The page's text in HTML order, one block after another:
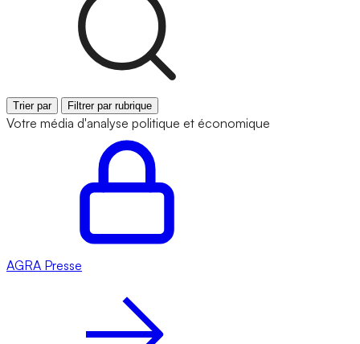
Trier par Filtrer par rubrique
Votre média d'analyse politique et économique
AGRA Presse